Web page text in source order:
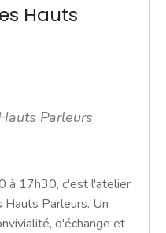
Hauts
Parleurs
à 17h30, c'est l'atelier
Hauts Parleurs. Un
d'échange et